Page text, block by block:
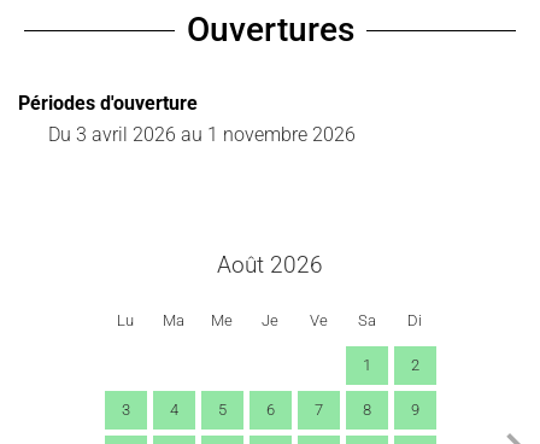
Ouvertures
Périodes d'ouverture
Du 3 avril 2026 au 1 novembre 2026
Août 2026
Lu Ma Me Je Ve Sa Di
1 2
3 4 5 6 7 8 9